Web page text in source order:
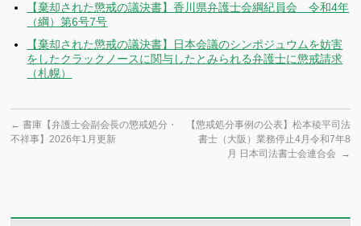
【棄却された懲戒の議決書】香川県弁護士会綱紀員会 令和4年
（綱）第6号7号
【棄却された懲戒の議決書】日本会議のシンポジュウムを妨害
をしたクラックノースに関与したとみられる弁護士に懲戒請求
（札幌）
← 書庫【弁護士会副会長の懲戒処分・
不祥事】2026年1月更新
【懲戒処分事例の公表】松本稜平司法
書士（大阪）業務停止4月令和7年8
月 日本司法書士会連合会
→